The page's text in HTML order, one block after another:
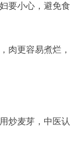
要小心，避免食
肉更容易煮烂，
炒麦芽，中医认